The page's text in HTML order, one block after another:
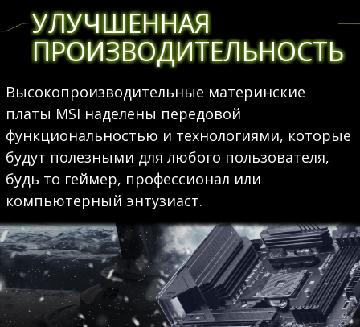
УЛУЧШЕННАЯ
ПРОИЗВОДИТЕЛЬНОСТЬ
Высокопроизводительные материнские
платы MSI наделены передовой
функциональностью и технологиями, которые
будут полезными для любого пользователя,
будь то геймер, профессионал или
компьютерный энтузиаст.